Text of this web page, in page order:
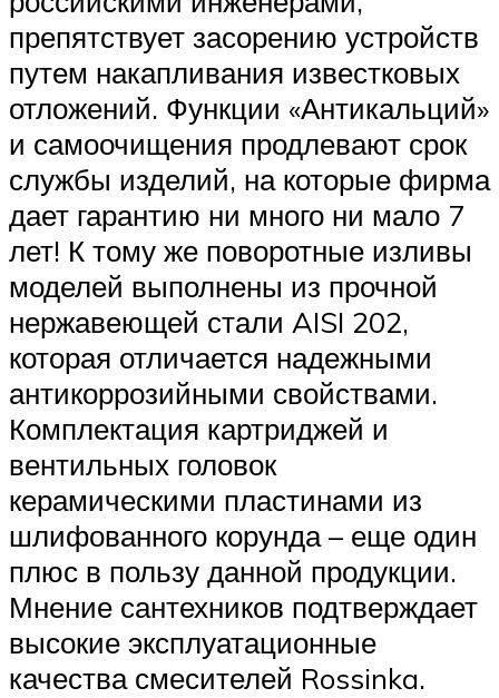
препятствует засорению устройств
путем накапливания известковых
отложений. Функции «Антикальций»
и самоочищения продлевают срок
службы изделий, на которые фирма
дает гарантию ни много ни мало 7
лет! К тому же поворотные изливы
моделей выполнены из прочной
нержавеющей стали AISI 202,
которая отличается надежными
антикоррозийными свойствами.
Комплектация картриджей и
вентильных головок
керамическими пластинами из
шлифованного корунда – еще один
плюс в пользу данной продукции.
Мнение сантехников подтверждает
высокие эксплуатационные
качества смесителей Rossinka.